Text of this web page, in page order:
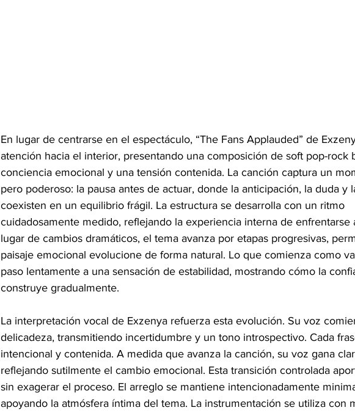
En lugar de centrarse en el espectáculo, “The Fans Applauded” de
atención hacia el interior, presentando una composición de soft pop-rock
conciencia emocional y una tensión contenida. La canción captura un
pero poderoso: la pausa antes de actuar, donde la anticipación, la duda y
coexisten en un equilibrio frágil. La estructura se desarrolla con un ritmo
cuidadosamente medido, reflejando la experiencia interna de enfrentarse
lugar de cambios dramáticos, el tema avanza por etapas progresivas,
paisaje emocional evolucione de forma natural. Lo que comienza como
paso lentamente a una sensación de estabilidad, mostrando cómo la
construye gradualmente.
La interpretación vocal de Exzenya refuerza esta evolución. Su voz
delicadeza, transmitiendo incertidumbre y un tono introspectivo. Cada
intencional y contenida. A medida que avanza la canción, su voz gana
reflejando sutilmente el cambio emocional. Esta transición controlada
sin exagerar el proceso. El arreglo se mantiene intencionadamente
apoyando la atmósfera íntima del tema. La instrumentación se utiliza con